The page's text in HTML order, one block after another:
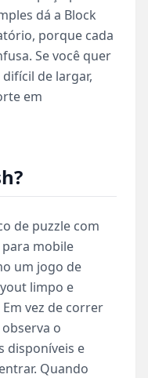
dá a Block
porque cada
Se você quer
de largar,
em
de puzzle com
para mobile
um jogo de
limpo e
vez de correr
o
disponíveis e
Quando